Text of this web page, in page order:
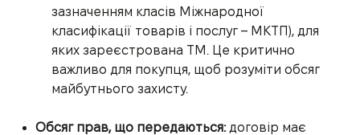
зазначенням класів Міжнародної
класифікації товарів і послуг – МКТП), для
яких зареєстрована ТМ. Це критично
важливо для покупця, щоб розуміти обсяг
майбутнього захисту.
Обсяг прав, що передаються:договір має